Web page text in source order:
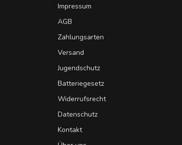
Impressum
AGB
Zahlungsarten
Versand
Jugendschutz
Batteriegesetz
Widerrufsrecht
Datenschutz
Kontakt